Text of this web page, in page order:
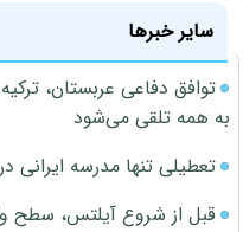
سایر خبرها
توافق دفاعی عربستان،
به همه تلقی می‌شود
تعطیلی تنها مدرسه ایرانی
قبل از شروع آیلتس، سطح